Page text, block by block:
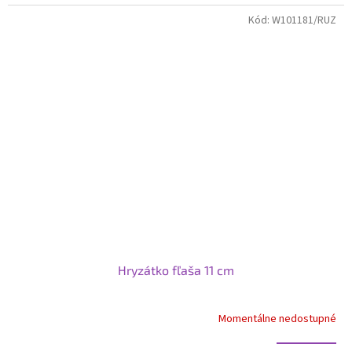
Hryzátko fľaša 11 cm
Momentálne nedostupné
Kód: W101181/RUZ